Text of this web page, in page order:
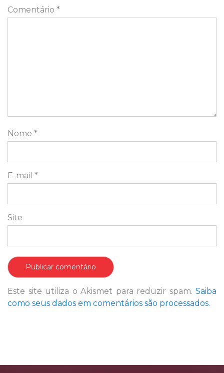
Comentário *
Nome *
E-mail *
Site
Este site utiliza o Akismet para reduzir spam. Saiba
como seus dados em comentários são processados.